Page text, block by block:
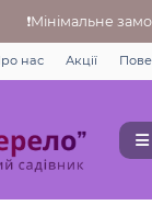
❗Мінімальне
нас Акції